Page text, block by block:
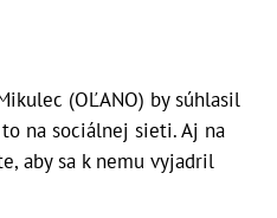
(OĽANO) by súhlasil
na sociálnej sieti. Aj na
aby sa k nemu vyjadril